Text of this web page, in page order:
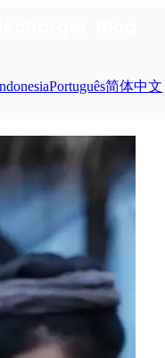
Português简体中文